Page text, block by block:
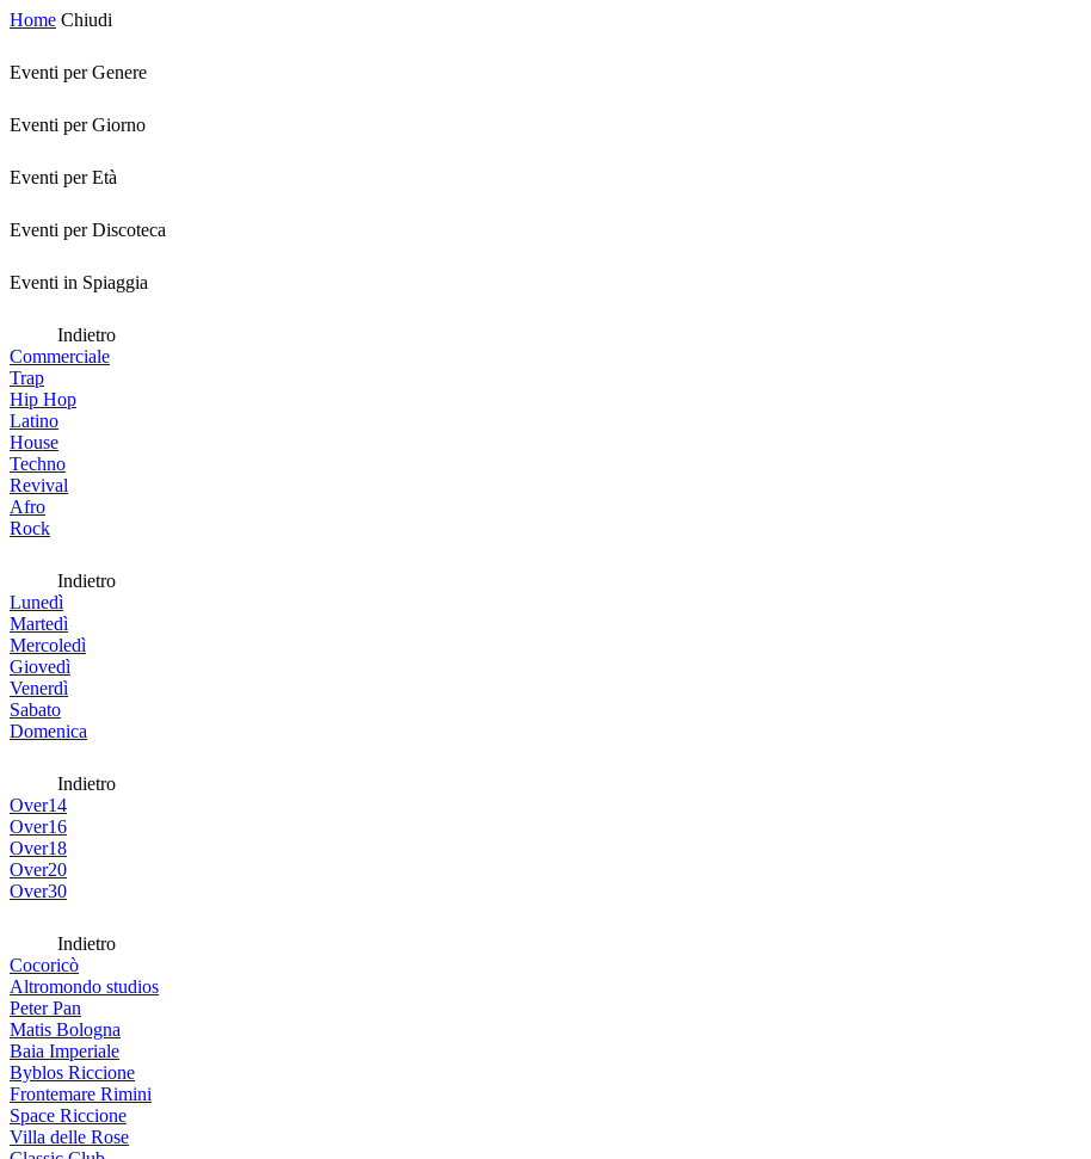
Home Chiudi
Eventi per Genere
Eventi per Giorno
Eventi per Età
Eventi per Discoteca
Eventi in Spiaggia
Indietro
Commerciale
Trap
Hip Hop
Latino
House
Techno
Revival
Afro
Rock
Indietro
Lunedì
Martedì
Mercoledì
Giovedì
Venerdì
Sabato
Domenica
Indietro
Over14
Over16
Over18
Over20
Over30
Indietro
Cocoricò
Altromondo studios
Peter Pan
Matis Bologna
Baia Imperiale
Byblos Riccione
Frontemare Rimini
Space Riccione
Villa delle Rose